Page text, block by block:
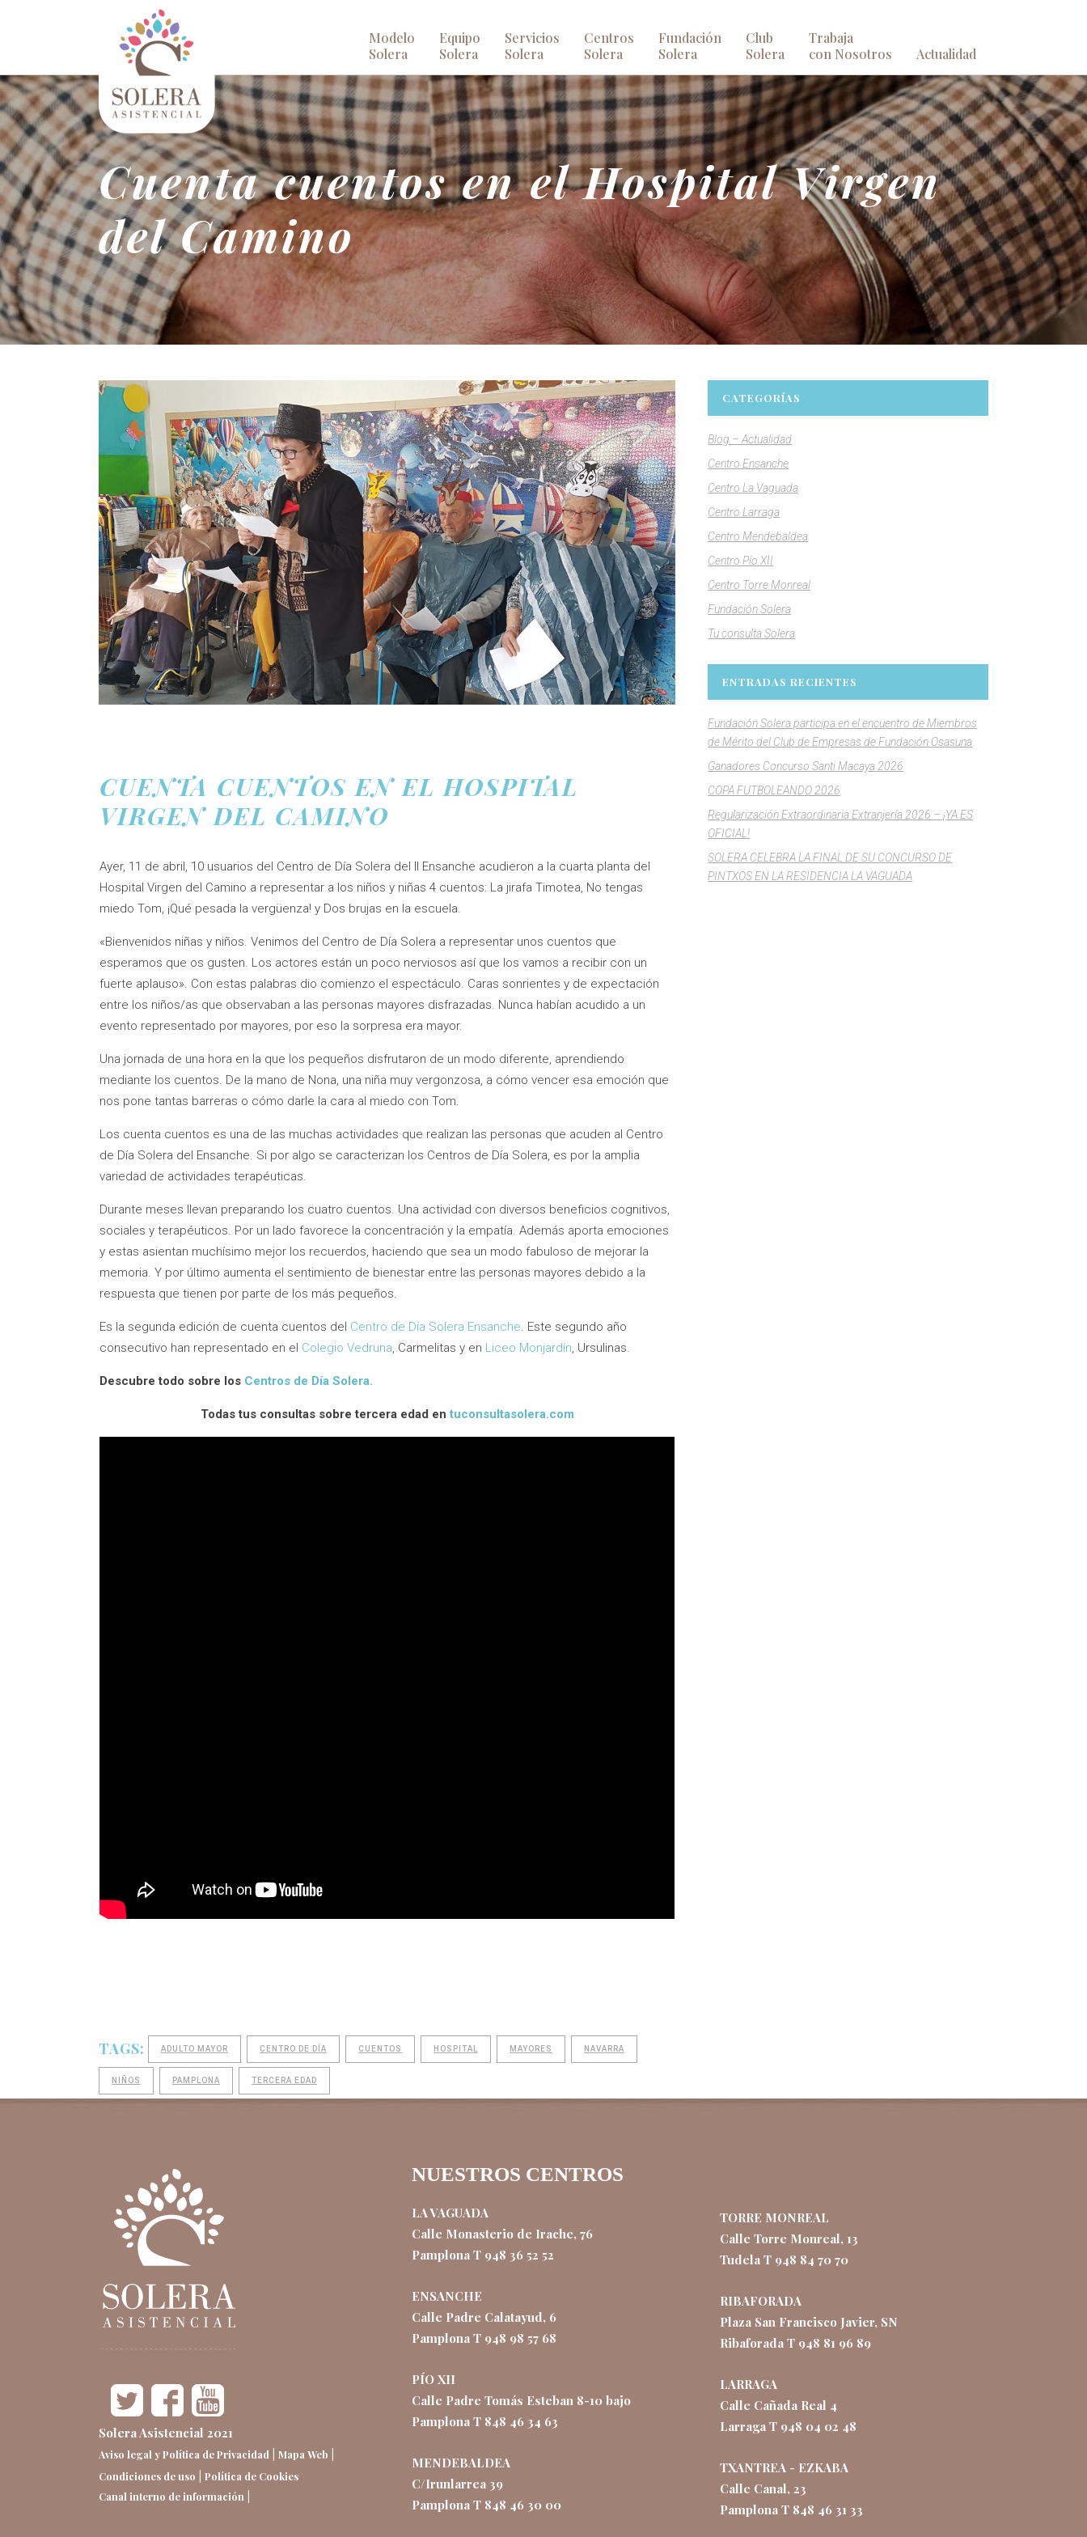
Modelo
Solera
Equipo
Solera
Servicios
Solera
Centros
Solera
Fundación
Solera
Club
Solera
Trabaja
con Nosotros
Actualidad
Cuenta cuentos en el Hospital Virgen
del Camino
CUENTA CUENTOS EN EL HOSPITAL
VIRGEN DEL CAMINO
Ayer, 11 de abril, 10 usuarios del Centro de Día Solera del II Ensanche acudieron a la cuarta planta del
Hospital Virgen del Camino a representar a los niños y niñas 4 cuentos: La jirafa Timotea, No tengas
miedo Tom, ¡Qué pesada la vergüenza! y Dos brujas en la escuela.
«Bienvenidos niñas y niños. Venimos del Centro de Día Solera a representar unos cuentos que
esperamos que os gusten. Los actores están un poco nerviosos así que los vamos a recibir con un
fuerte aplauso». Con estas palabras dio comienzo el espectáculo. Caras sonrientes y de expectación
entre los niños/as que observaban a las personas mayores disfrazadas. Nunca habían acudido a un
evento representado por mayores, por eso la sorpresa era mayor.
Una jornada de una hora en la que los pequeños disfrutaron de un modo diferente, aprendiendo
mediante los cuentos. De la mano de Nona, una niña muy vergonzosa, a cómo vencer esa emoción que
nos pone tantas barreras o cómo darle la cara al miedo con Tom.
Los cuenta cuentos es una de las muchas actividades que realizan las personas que acuden al Centro
de Día Solera del Ensanche. Si por algo se caracterizan los Centros de Día Solera, es por la amplia
variedad de actividades terapéuticas.
Durante meses llevan preparando los cuatro cuentos. Una actividad con diversos beneficios cognitivos,
sociales y terapéuticos. Por un lado favorece la concentración y la empatía. Además aporta emociones
y estas asientan muchísimo mejor los recuerdos, haciendo que sea un modo fabuloso de mejorar la
memoria. Y por último aumenta el sentimiento de bienestar entre las personas mayores debido a la
respuesta que tienen por parte de los más pequeños.
Es la segunda edición de cuenta cuentos del Centro de Día Solera Ensanche. Este segundo año
consecutivo han representado en el Colegio Vedruna, Carmelitas y en Liceo Monjardín, Ursulinas.
Descubre todo sobre los Centros de Día Solera.
Todas tus consultas sobre tercera edad en tuconsultasolera.com
TAGS: ADULTO MAYOR CENTRO DE DÍA CUENTOS HOSPITAL MAYORES NAVARRA
NIÑOS PAMPLONA TERCERA EDAD
CATEGORÍAS
Blog – Actualidad
Centro Ensanche
Centro La Vaguada
Centro Larraga
Centro Mendebaldea
Centro Pío XII
Centro Torre Monreal
Fundación Solera
Tu consulta Solera
ENTRADAS RECIENTES
Fundación Solera participa en el encuentro de Miembros
de Mérito del Club de Empresas de Fundación Osasuna
Ganadores Concurso Santi Macaya 2026
COPA FUTBOLEANDO 2026
Regularización Extraordinaria Extranjería 2026 – ¡YA ES
OFICIAL!
SOLERA CELEBRA LA FINAL DE SU CONCURSO DE
PINTXOS EN LA RESIDENCIA LA VAGUADA
Solera Asistencial 2021
Aviso legal y Política de Privacidad | Mapa Web |
Condiciones de uso | Política de Cookies
Canal interno de información |
NUESTROS CENTROS
LA VAGUADA
Calle Monasterio de Irache, 76
Pamplona T 948 36 52 52
ENSANCHE
Calle Padre Calatayud, 6
Pamplona T 948 98 57 68
PÍO XII
Calle Padre Tomás Esteban 8-10 bajo
Pamplona T 848 46 34 63
MENDEBALDEA
C/Irunlarrea 39
Pamplona T 848 46 30 00
TORRE MONREAL
Calle Torre Monreal, 13
Tudela T 948 84 70 70
RIBAFORADA
Plaza San Francisco Javier, SN
Ribaforada T 948 81 96 89
LARRAGA
Calle Cañada Real 4
Larraga T 948 04 02 48
TXANTREA - EZKABA
Calle Canal, 23
Pamplona T 848 46 31 33